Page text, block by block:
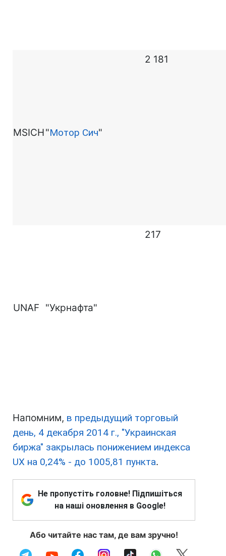
MSICH"Мотор Сич"
2 181
UNAF "Укрнафта"
217
Напомним, в предыдущий торговый
день, 4 декабря 2014 г., "Украинская
биржа" закрылась понижением индекса
UX на 0,24% - до 1005,81 пункта.
Не пропустіть головне! Підпишіться
на наші оновлення в Google!
Або читайте нас там, де вам зручно!